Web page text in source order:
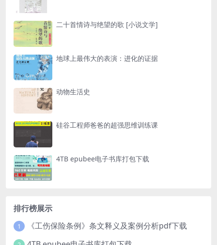
二十首情诗与绝望的歌 [小说文学]
地球上最伟大的表演：进化的证据
动物生活史
硅谷工程师爸爸的超强思维训练课
4TB epubee电子书库打包下载
排行榜展示
1 《工伤保险条例》条文释义及案例分析pdf下载